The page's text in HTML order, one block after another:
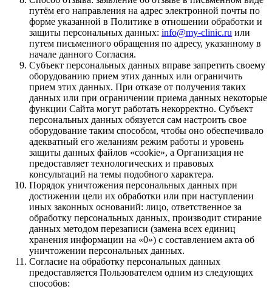
путём его направления на адрес электронной почты по
форме указанной в Политике в отношении обработки и
защиты персональных данных: info@my-clinic.ru или
путем письменного обращения по адресу, указанному в
начале данного Согласия.
Субъект персональных данных вправе запретить своему
оборудованию прием этих данных или ограничить
прием этих данных. При отказе от получения таких
данных или при ограничении приема данных некоторые
функции Сайта могут работать некорректно. Субъект
персональных данных обязуется сам настроить свое
оборудование таким способом, чтобы оно обеспечивало
адекватный его желаниям режим работы и уровень
защиты данных файлов «cookie», а Организация не
предоставляет технологических и правовых
консультаций на темы подобного характера.
Порядок уничтожения персональных данных при
достижении цели их обработки или при наступлении
иных законных оснований: лицо, ответственное за
обработку персональных данных, производит стирание
данных методом перезаписи (замена всех единиц
хранения информации на «0») с составлением акта об
уничтожении персональных данных.
Согласие на обработку персональных данных
предоставляется Пользователем одним из следующих
способов: